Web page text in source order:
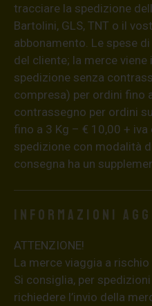
tracciare la spedizione
Bartolini, GLS, TNT o il
abbonamento. Le spese
del cliente; la merce
spedizione senza
compresa) per ordini fino
contrassegno per ordini
fino a 3 Kg – € 10,00 +
spedizione con modalità
consegna ha un
Informazioni
ATTENZIONE!
La merce viaggia a
Si consiglia, per
richiedere l’invio della